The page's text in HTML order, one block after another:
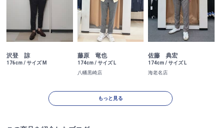
沢登 諒
176cm / サイズ M
藤原 竜也
174cm / サイズ L
八幡黒崎店
佐藤 典宏
174cm / サイズ L
海老名店
もっと見る